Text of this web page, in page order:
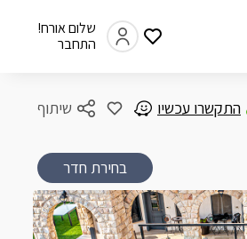
שלום אורח!
התחבר
שיתוף התקשרו עכשיו
בחירת חדר